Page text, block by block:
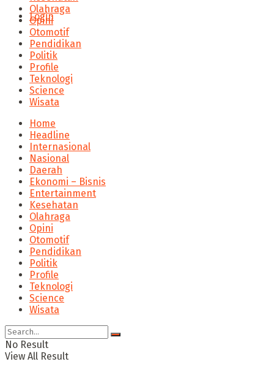
Login
Olahraga
Opini
Otomotif
Pendidikan
Politik
Profile
Teknologi
Science
Wisata
Home
Headline
Internasional
Nasional
Daerah
Ekonomi – Bisnis
Entertainment
Kesehatan
Olahraga
Opini
Otomotif
Pendidikan
Politik
Profile
Teknologi
Science
Wisata
No Result
View All Result